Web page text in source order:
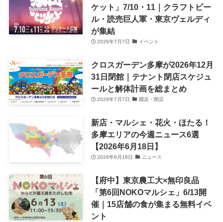
ケット」7/10・11｜クラフトビー
ル・読売巨人軍・東京ヴェルディ
が集結
2026年7月7日 イベント
クロスガーデン多摩が2026年12月
31日閉館｜テナント閉店スケジュ
ールと解体計画を総まとめ
2026年7月7日 開店・閉店
新店・マルシェ・花火・ほたる！
多摩エリアの今週ニュース6選
【2026年6月18日】
2026年6月18日 ニュース
【府中】東京農工大×無印良品
「第6回NOKOマルシェ」6/13開
催｜15店舗の食が集まる無料イベ
ント